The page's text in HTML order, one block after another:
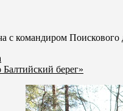
с командиром
берег»